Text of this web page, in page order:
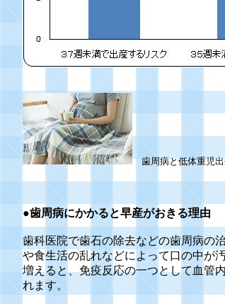
歯周病と低体重児出
●歯周病にかかると早産がおきる理由
歯科医院で歯石の除去などの歯周病の
や食生活の乱れなどによって口の中が
増えると、免疫反応の一つとして血管
れます。